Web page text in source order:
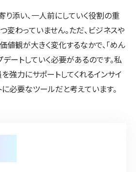
り添い、一人前にしていく役割の重
変わっていません。ただ、ビジネスや
値観が大きく変化するなかで、「めん
デートしていく必要があるのです。私
強力にサポートしてくれるインサイ
に必要なツールだと考えています。